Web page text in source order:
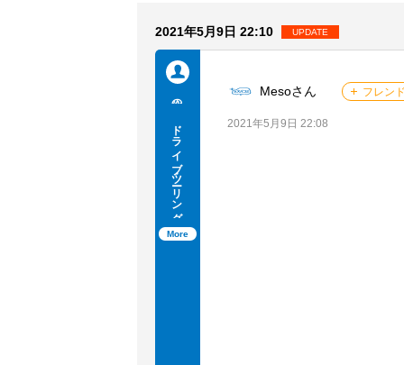
2021年5月9日 22:10 UPDATE
Mesoさん フレン
2021年5月9日 22:08
他の人
ドライブ・ツーリング
More